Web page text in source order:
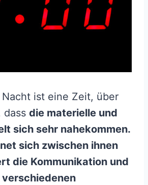
ist eine Zeit, über
dass die materielle und
sich sehr nahekommen.
sich zwischen ihnen
die Kommunikation und